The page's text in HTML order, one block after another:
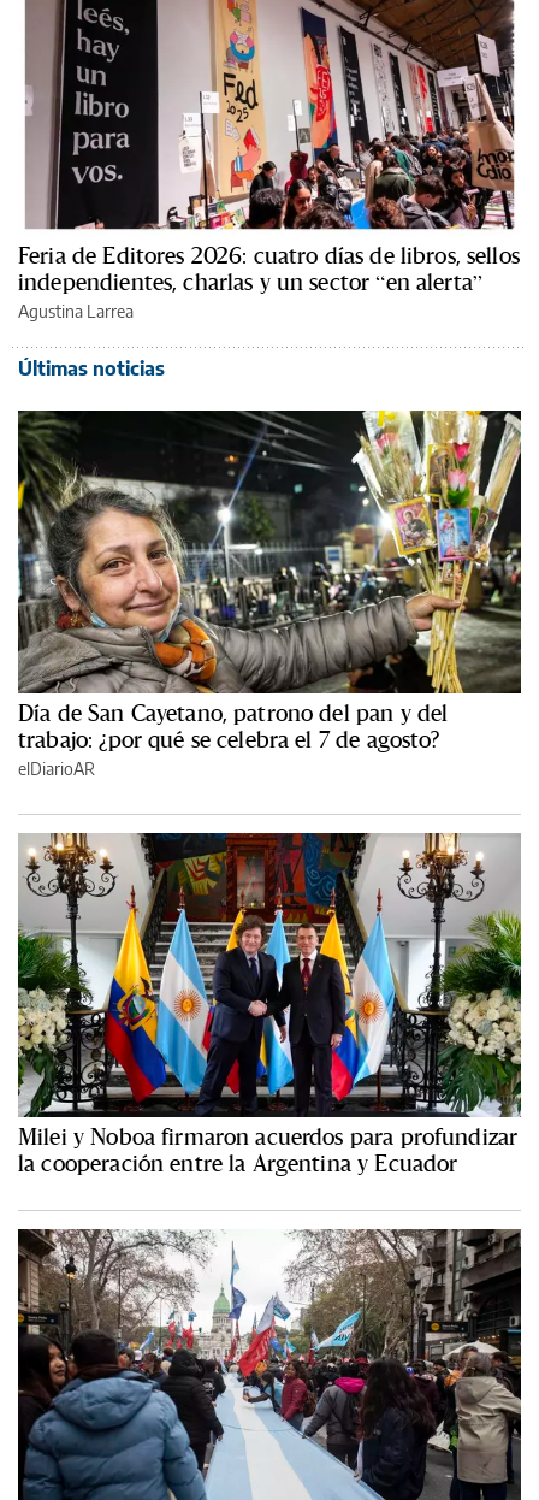
Feria de Editores 2026: cuatro días de libros, sellos
independientes, charlas y un sector “en alerta”
Agustina Larrea
Últimas noticias
Día de San Cayetano, patrono del pan y del
trabajo: ¿por qué se celebra el 7 de agosto?
elDiarioAR
Milei y Noboa firmaron acuerdos para profundizar
la cooperación entre la Argentina y Ecuador